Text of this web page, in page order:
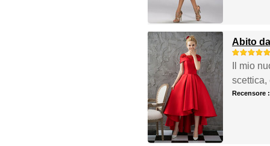
Abito
Il mio
scettica,
Recensore